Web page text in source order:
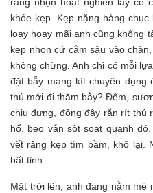
răng nhọn hoắt nghiến lấy cổ
khóe kẹp. Kẹp nặng hàng
loay hoay mãi anh cũng không
kẹp nhọn cứ cắm sâu vào
không chừng. Anh chỉ có mỗi
đặt bẫy mang kít chuyên dụng
thú mới đi thăm bẫy? Đêm,
chịu đựng, động đậy rắn rít thú
hổ, beo vẫn sột soạt quanh
vết răng kẹp tím bầm, khô lại.
bất tỉnh.
Mặt trời lên, anh đang nằm mê